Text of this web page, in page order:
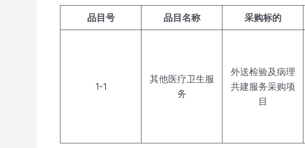
品目号 品目名称 采购标的
1-1
其他医疗卫生服
务
外送检验及病理
共建服务采购项
目